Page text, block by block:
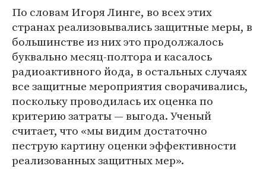
По словам Игоря Линге, во всех этих
странах реализовывались защитные меры, в
большинстве из них это продолжалось
буквально месяц-полтора и касалось
радиоактивного йода, в остальных случаях
все защитные мероприятия сворачивались,
поскольку проводилась их оценка по
критерию затраты — выгода. Ученый
считает, что «мы видим достаточно
пеструю картину оценки эффективности
реализованных защитных мер».